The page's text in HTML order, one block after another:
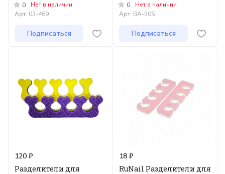
0
Нет в наличии
Арт. 03-469
Подписаться
0
Нет в наличии
Арт. ВА-50S
Подписаться
120 ₽
Разделители для
18 ₽
RuNail Разделители для